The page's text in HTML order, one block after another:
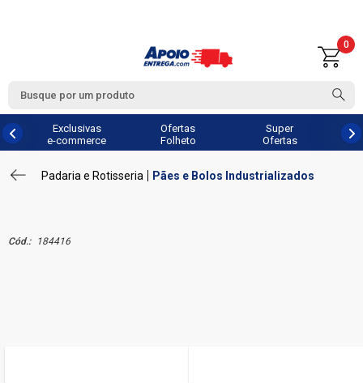
0
Exclusivas
e-commerce
Ofertas
Folheto
Super
Ofertas
Padaria e Rotisseria Pães e Bolos Industrializados
Cód.: 184416